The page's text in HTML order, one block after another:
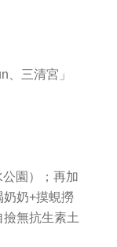
、三清宮」
園）；再加
奶奶+摸蜆撈
無抗生素土